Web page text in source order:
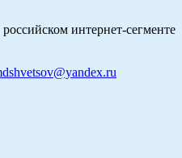
интернет-сегменте